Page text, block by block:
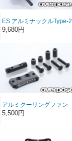
ES アルミナックルType-2
(For GALM シリーズ/ ブラ
9,680円
アルミクーリングファン
マウント (For GALMシリ
ーズ/ブラック)
5,500円